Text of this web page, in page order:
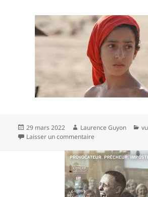
Publié
le
29 mars 2022 Auteur
Laurence Guyon
Laisser un commentaire